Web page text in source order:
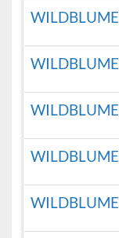
WILDBLUME
WILDBLUME
WILDBLUME
WILDBLUME
WILDBLUME